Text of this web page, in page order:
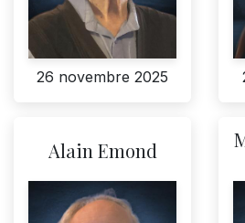
26 novembre 2025
Alain Emond